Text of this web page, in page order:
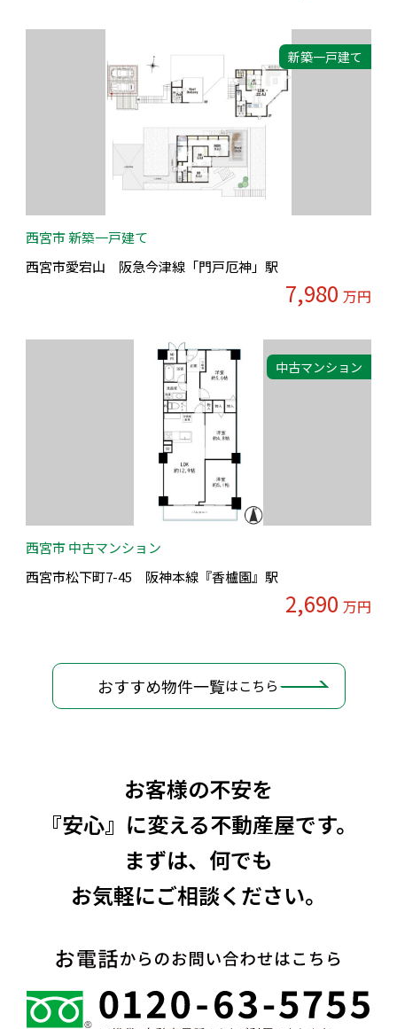
新築一戸建て
西宮市 新築一戸建て
西宮市愛宕山 阪急今津線「門戸厄神」駅
7,980 万円
中古マンション
西宮市 中古マンション
西宮市松下町7-45 阪神本線『香櫨園』駅
2,690 万円
おすすめ物件一覧はこちら
お客様の不安を
『安心』に変える不動産屋です。
まずは、何でも
お気軽にご相談ください。